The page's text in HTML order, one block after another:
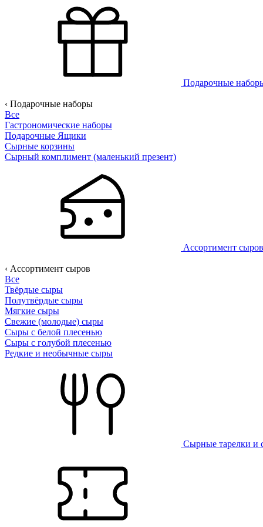
Подарочные
‹ Подарочные наборы
Все
Гастрономические наборы
Подарочные Ящики
Сырные корзины
Сырный комплимент (маленький презент)
Ассортимент
‹ Ассортимент сыров
Все
Твёрдые сыры
Полутвёрдые сыры
Мягкие сыры
Свежие (молодые) сыры
Сыры с белой плесенью
Сыры с голубой плесенью
Редкие и необычные сыры
Сырные тарелки и